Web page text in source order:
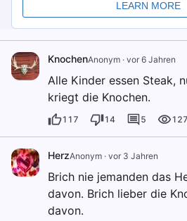
KnochenAnonym · vor 6 Jahren
Alle Kinder essen Steak,
kriegt die Knochen.
117 14 5
HerzAnonym · vor 3 Jahren
Brich nie jemanden das
davon. Brich lieber die
davon.